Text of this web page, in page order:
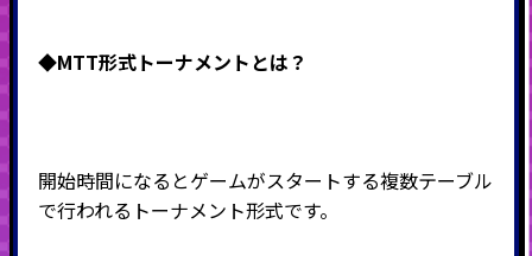
◆MTT形式トーナメントとは？
開始時間になるとゲームがスタートする複数テーブル
で行われるトーナメント形式です。